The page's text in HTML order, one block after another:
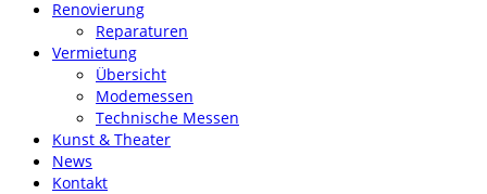
Renovierung
Reparaturen
Vermietung
Übersicht
Modemessen
Technische Messen
Kunst & Theater
News
Kontakt